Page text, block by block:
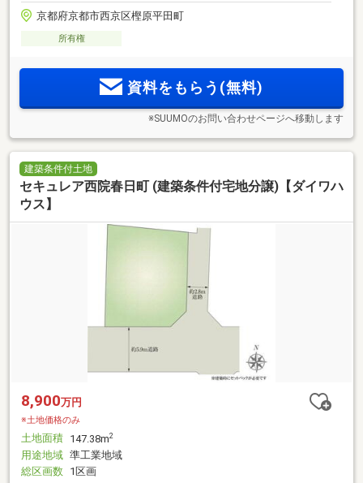
京都府京都市西京区樫原平田町
所有権
資料をもらう(無料)
※SUUMOのお問い合わせページへ移動します
建築条件付土地
セキュレア西院春日町 (建築条件付宅地分譲)【ダイワハ
ウス】
8,900万円
※土地価格のみ
土地面積 147.38m2
用途地域 準工業地域
総区画数 1区画